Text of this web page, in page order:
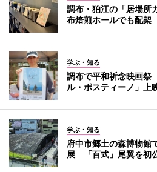
調布・狛江の「居場
布焙煎ホールでも配架
学ぶ・知る
調布で平和祈念映画
ル・ポスティーノ」上
学ぶ・知る
府中市郷土の森博物館
展 「百式」尾翼を初